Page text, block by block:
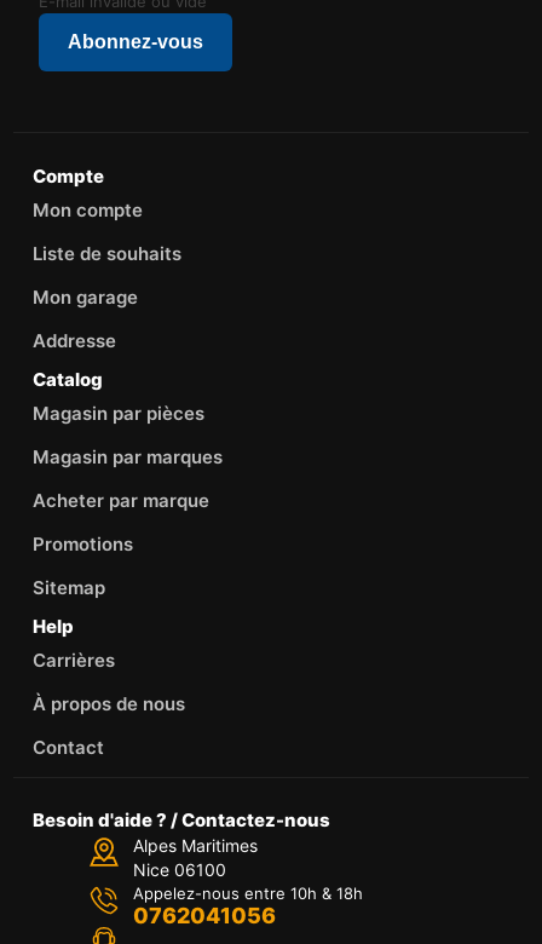
Abonnez-vous
Compte
Mon compte
Liste de souhaits
Mon garage
Addresse
Catalog
Magasin par pièces
Magasin par marques
Acheter par marque
Promotions
Sitemap
Help
Carrières
À propos de nous
Contact
Besoin d'aide ? / Contactez-nous
Alpes Maritimes
Nice 06100
Appelez-nous entre 10h & 18h
0762041056